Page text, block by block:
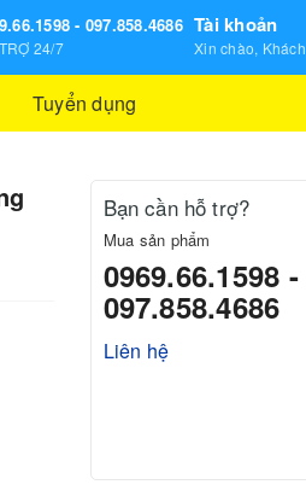
- 097.858.4686
24/7
Tài khoản
Xin chào, Khách
Tuyển dụng
Bạn cần hỗ trợ?
Mua sản phẩm
0969.66.1598 -
097.858.4686
Liên hệ